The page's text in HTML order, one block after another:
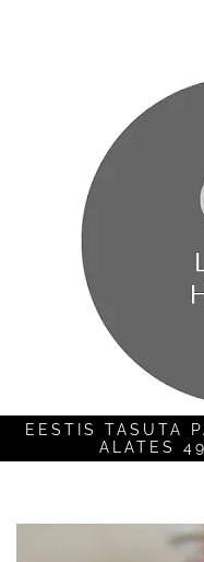
EESTIS TASUTA
ALATES